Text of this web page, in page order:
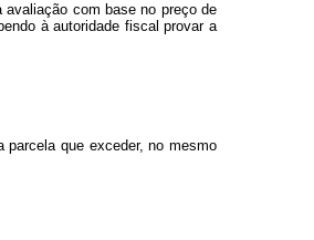
com base no preço de
à autoridade fiscal provar a
que exceder, no mesmo